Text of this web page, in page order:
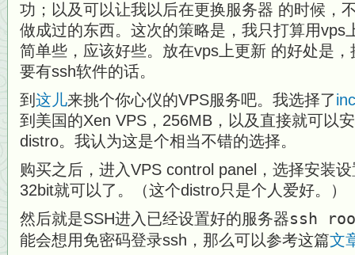
功；以及可以让我以后在更换服务器 的时候，
做成过的东西。这次的策略是，我只打算用vps
简单些，应该好些。放在vps上更新 的好处是
要有ssh软件的话。
到 这儿来挑个你心仪的VPS服务吧。我选择了
到美国的Xen VPS，256MB，以及直接就可以
distro。我认为这是个相当不错的选择。
购买之后，进入VPS control panel，选择安装
32bit就可以了。（这个distro只是个人爱好。）
然后就是SSH进入已经设置好的服务器ssh
能会想用免密码登录ssh，那么可以参考这篇文